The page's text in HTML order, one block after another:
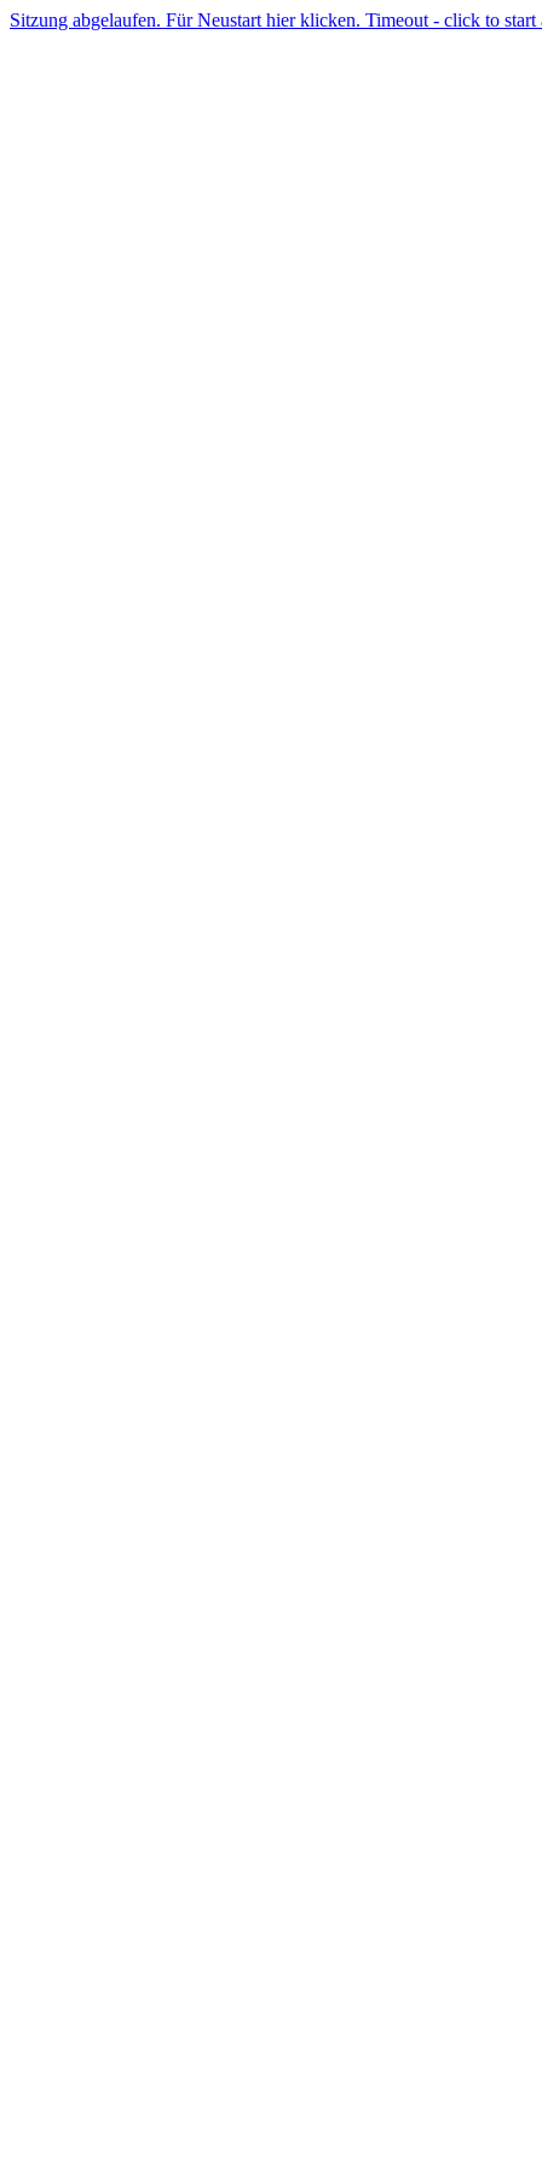
Sitzung abgelaufen. Für Neustart hier klicken. Timeout - click to start